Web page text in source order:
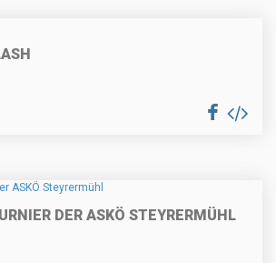
DER ASKÖ STEYRERMÜHL